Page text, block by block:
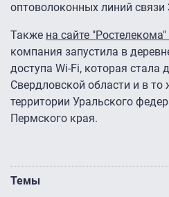
оптоволоконных линий
Также на сайте
компания запустила в
доступа Wi-Fi, которая стала
Свердловской области и в
территории Уральского
Пермского края.
Темы